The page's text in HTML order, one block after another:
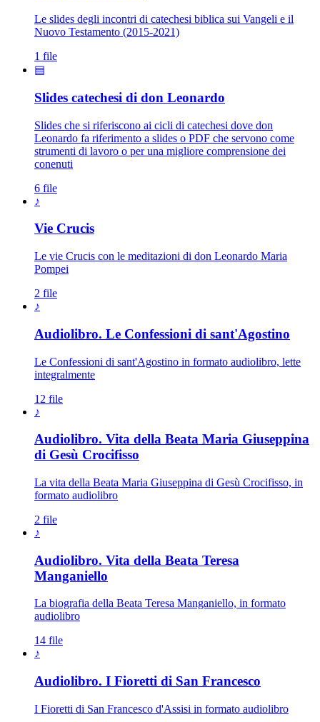
Le slides degli incontri di catechesi biblica sui Vangeli e il
Nuovo Testamento (2015-2021)
1 file
▤
Slides catechesi di don Leonardo
Slides che si riferiscono ai cicli di catechesi dove don
Leonardo fa riferimento a slides o PDF che servono come
strumenti di lavoro o per una migliore comprensione dei
conenuti
6 file
♪
Vie Crucis
Le vie Crucis con le meditazioni di don Leonardo Maria
Pompei
2 file
♪
Audiolibro. Le Confessioni di sant'Agostino
Le Confessioni di sant'Agostino in formato audiolibro, lette
integralmente
12 file
♪
Audiolibro. Vita della Beata Maria Giuseppina
di Gesù Crocifisso
La vita della Beata Maria Giuseppina di Gesù Crocifisso, in
formato audiolibro
2 file
♪
Audiolibro. Vita della Beata Teresa
Manganiello
La biografia della Beata Teresa Manganiello, in formato
audiolibro
14 file
♪
Audiolibro. I Fioretti di San Francesco
I Fioretti di San Francesco d'Assisi in formato audiolibro